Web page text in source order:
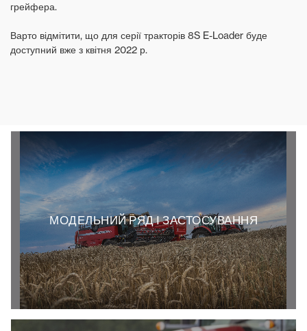
грейфера.
Варто відмітити, що для серії тракторів 8S E-Loader буде
доступний вже з квітня 2022 р.
МОДЕЛЬНИЙ РЯД І ЗАСТОСУВАННЯ